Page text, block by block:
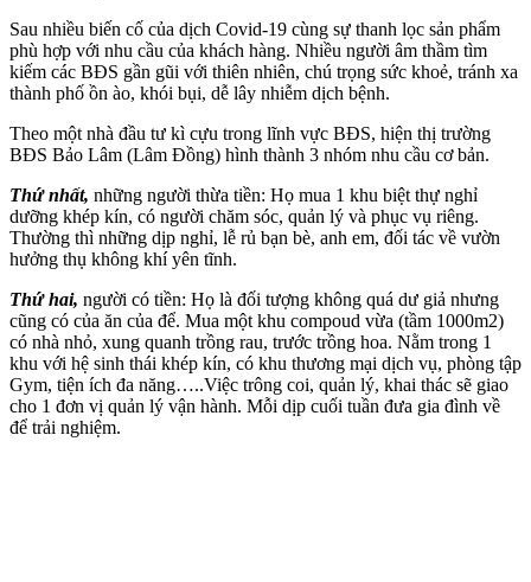
Sau nhiều biến cố của dịch Covid-19 cùng sự thanh lọc sản phẩm
phù hợp với nhu cầu của khách hàng. Nhiều người âm thầm tìm
kiếm các BĐS gần gũi với thiên nhiên, chú trọng sức khoẻ, tránh xa
thành phố ồn ào, khói bụi, dễ lây nhiễm dịch bệnh.
Theo một nhà đầu tư kì cựu trong lĩnh vực BĐS, hiện thị trường
BĐS Bảo Lâm (Lâm Đồng) hình thành 3 nhóm nhu cầu cơ bản.
Thứ nhất, những người thừa tiền: Họ mua 1 khu biệt thự nghỉ
dưỡng khép kín, có người chăm sóc, quản lý và phục vụ riêng.
Thường thì những dịp nghỉ, lễ rủ bạn bè, anh em, đối tác về vườn
hưởng thụ không khí yên tĩnh.
Thứ hai, người có tiền: Họ là đối tượng không quá dư giả nhưng
cũng có của ăn của để. Mua một khu compoud vừa (tầm 1000m2)
có nhà nhỏ, xung quanh trồng rau, trước trồng hoa. Nằm trong 1
khu với hệ sinh thái khép kín, có khu thương mại dịch vụ, phòng tập
Gym, tiện ích đa năng…..Việc trông coi, quản lý, khai thác sẽ giao
cho 1 đơn vị quản lý vận hành. Mỗi dịp cuối tuần đưa gia đình về
để trải nghiệm.